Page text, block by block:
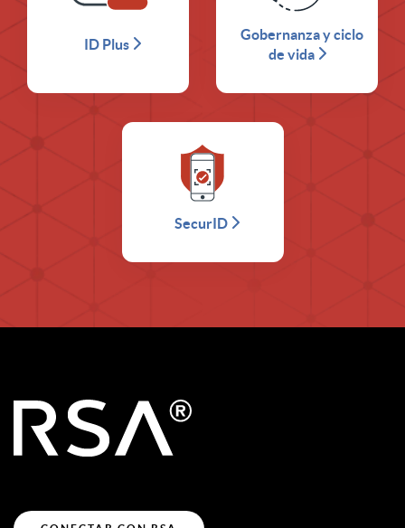
ID Plus
Gobernanza y ciclo
de vida
SecurID